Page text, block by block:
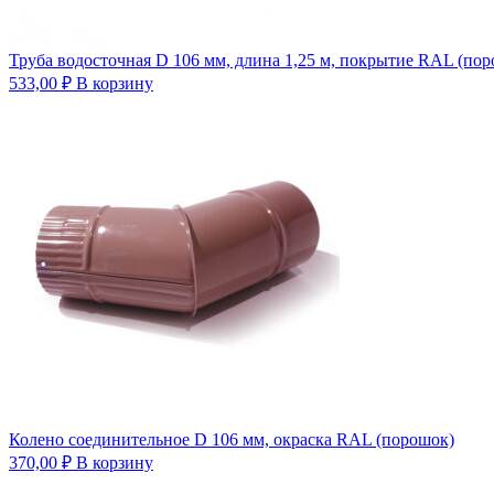
Труба водосточная D 106 мм, длина 1,25 м, покрытие RAL
533,00 ₽ В корзину
Колено соединительное D 106 мм, окраска RAL (порошок)
370,00 ₽ В корзину